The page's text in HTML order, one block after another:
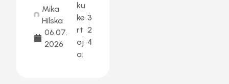
Mika
Hilska
06.07.
2026
ku
ke
rt
oj
a:
3
2
4